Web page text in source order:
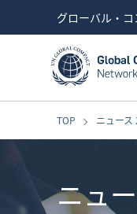
グローバル・
TOP ニュース
ニュ